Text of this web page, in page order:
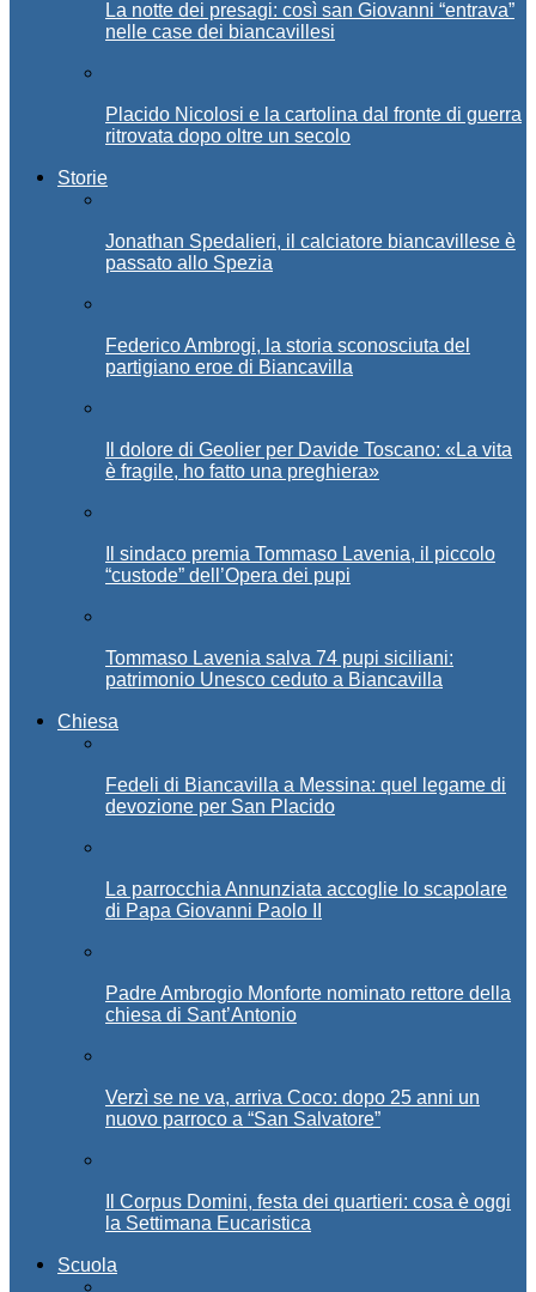
La notte dei presagi: così san Giovanni “entrava”
nelle case dei biancavillesi
Placido Nicolosi e la cartolina dal fronte di guerra
ritrovata dopo oltre un secolo
Storie
Jonathan Spedalieri, il calciatore biancavillese è
passato allo Spezia
Federico Ambrogi, la storia sconosciuta del
partigiano eroe di Biancavilla
Il dolore di Geolier per Davide Toscano: «La vita
è fragile, ho fatto una preghiera»
Il sindaco premia Tommaso Lavenia, il piccolo
“custode” dell’Opera dei pupi
Tommaso Lavenia salva 74 pupi siciliani:
patrimonio Unesco ceduto a Biancavilla
Chiesa
Fedeli di Biancavilla a Messina: quel legame di
devozione per San Placido
La parrocchia Annunziata accoglie lo scapolare
di Papa Giovanni Paolo II
Padre Ambrogio Monforte nominato rettore della
chiesa di Sant’Antonio
Verzì se ne va, arriva Coco: dopo 25 anni un
nuovo parroco a “San Salvatore”
Il Corpus Domini, festa dei quartieri: cosa è oggi
la Settimana Eucaristica
Scuola